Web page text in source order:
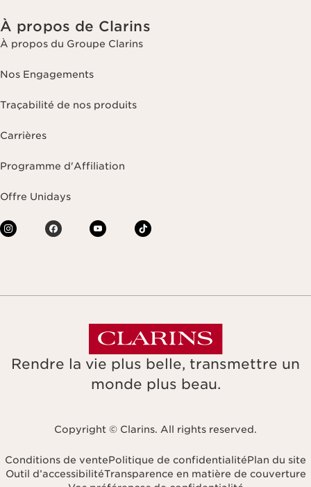
À propos de Clarins
À propos du Groupe Clarins
Nos Engagements
Traçabilité de nos produits
Carrières
Programme d'Affiliation
Offre Unidays
Rendre la vie plus belle, transmettre un
monde plus beau.
Copyright © Clarins. All rights reserved.
Conditions de ventePolitique de confidentialitéPlan du site
Outil d’accessibilitéTransparence en matière de couverture